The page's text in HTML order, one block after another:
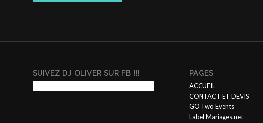
SUIVEZ DJ OLIVER SUR FB !!!
PAGES
ACCUEIL
CONTACT ET DEVIS
GO Two Events
Label Mariages.net